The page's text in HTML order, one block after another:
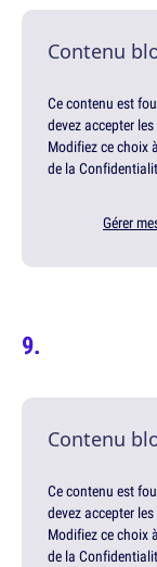
Contenu
Ce contenu est
devez accepter
Modifiez ce choix
de la
Gérer
Contenu
Ce contenu est
devez accepter
Modifiez ce choix
de la